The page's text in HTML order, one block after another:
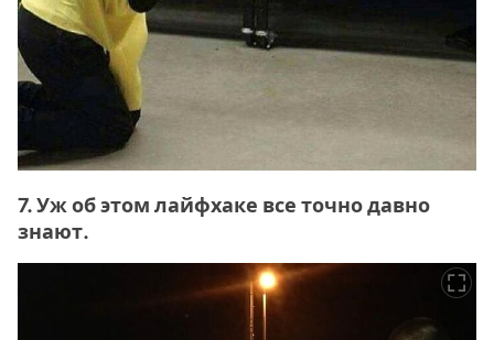
7. Уж об этом лайфхаке все точно давно
знают.